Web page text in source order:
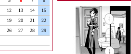
12 13 14
15
19 20 21
22
26 27 28
29